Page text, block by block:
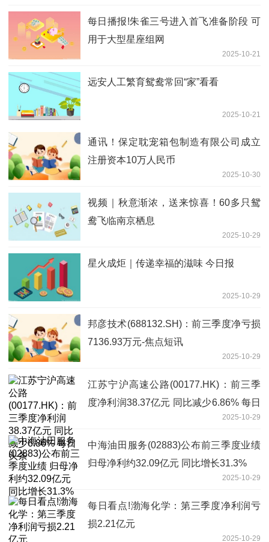
每日播报!朱雀三号进入首飞准备阶段 可
用于大型星座组网
2025-10-21
远安人工繁育鸳鸯常回“家”看看
2025-10-21
通讯！保定耽宠箱包制造有限公司成立
注册资本10万人民币
2025-10-30
视频｜秋意渐浓，送来惊喜！60多只鸳
鸯飞临南京栖息
2025-10-29
星火成炬｜传递幸福的滋味 今日报
2025-10-29
邦彦技术(688132.SH)：前三季度净亏损
7136.93万元-焦点短讯
2025-10-29
江苏宁沪高速公路(00177.HK)：前三季
度净利润38.37亿元 同比减少6.86% 每日
2025-10-29
中海油田服务(02883)公布前三季度业绩
归母净利约32.09亿元 同比增长31.3%
2025-10-29
每日看点!渤海化学：第三季度净利润亏
损2.21亿元
2025-10-29